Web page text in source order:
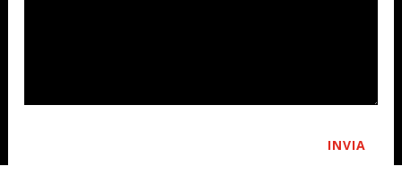
INVIA